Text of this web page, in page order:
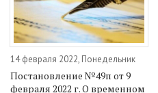
14 февраля 2022, Понедельник
Постановление №49п от 9
февраля 2022 г. О временном